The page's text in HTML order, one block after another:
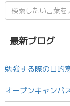
検
索
結
果:
最新ブログ
勉強する際の目的
オープンキャンパ